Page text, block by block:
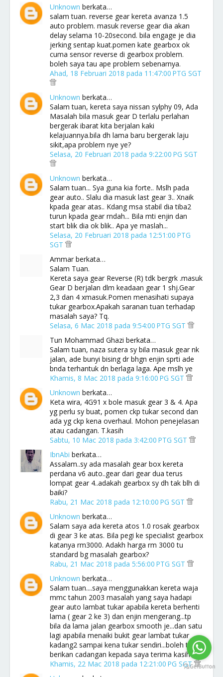
Unknown berkata…
salam tuan. reverse gear kereta avanza 1.5
auto problem. masuk reverse gear dia akan
delay selama 10-20second. bila engage je dia
jerking sentap kuat.pomen kate gearbox ok
cuma sensor reverse di gearbox problem.
boleh saya tau ape problem sebenarnya.
Ahad, 18 Februari 2018 pada 11:47:00 PTG SGT
Unknown berkata…
Salam tuan, kereta saya nissan sylphy 09, Ada
Masalah bila masuk gear D terlalu perlahan
bergerak ibarat kita berjalan kaki
kelajuannya.bila dh lama baru bergerak laju
sikit,apa problem nye ye?
Selasa, 20 Februari 2018 pada 9:22:00 PG SGT
Unknown berkata…
Salam tuan... Sya guna kia forte.. Mslh pada
gear auto.. Slalu dia masuk last gear 3.. Xnaik
kpada gear atas.. Kdang msa stabil dia tiba2
turun kpada gear rndah... Bila mti enjin dan
start blik dia ok blik.. Apa ye maslah...
Selasa, 20 Februari 2018 pada 12:51:00 PTG
SGT
Ammar berkata…
Salam Tuan.
Kereta saya gear Reverse (R) tdk bergrk .masuk
Gear D berjalan dlm keadaan gear 1 shj.Gear
2,3 dan 4 xmasuk.Pomen menasihati supaya
tukar gearbox.Apakah saranan tuan terhadap
masalah saya? Tq.
Selasa, 6 Mac 2018 pada 9:54:00 PTG SGT
Tun Mohammad Ghazi berkata…
Salam tuan, naza sutera sy bila masuk gear nk
jalan, ade bunyi bising dr bhgn enjin sprti ade
bnda terhantuk dn berlaga laga. Ape mslh ye
Khamis, 8 Mac 2018 pada 9:16:00 PG SGT
Unknown berkata…
Keta wira, 4G91 x bole masuk gear 3 & 4. Apa
yg perlu sy buat, pomen ckp tukar second dan
ada yg ckp kena overhaul. Mohon penejelasan
atau cadangan. T.kasih
Sabtu, 10 Mac 2018 pada 3:42:00 PTG SGT
IbnAbi berkata…
Assalam..sy ada masalah gear box kereta
perdana v6 auto..gear dari gear dua terus
lompat gear 4..adakah gearbox sy dh tak blh di
baiki?
Rabu, 21 Mac 2018 pada 12:10:00 PG SGT
Unknown berkata…
Salam saya ada kereta atos 1.0 rosak gearbox
di gear 3 ke atas. Bila pegi ke specialist gearbox
katanya rm3000. Adakh harga rm 3000 tu
standard bg masalah gearbox?
Rabu, 21 Mac 2018 pada 5:56:00 PTG SGT
Unknown berkata…
Salam tuan....saya menggunakkan kereta waja
mmc tahun 2003 masalah yang saya hadapi
gear auto lambat tukar apabila kereta berhenti
lama ( gear 2 ke 3) dan enjin mengerang...tp
bila da lama jalan gearbox smooth je...dan satu
lagi apabila menaiki bukit gear lambat tukar
kadang2 sampai kena tukar sendiri...boleh tuan
berikan cadangan kepada saya terima kasih
Khamis, 22 Mac 2018 pada 12:21:00 PG SGT